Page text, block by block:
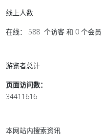
线上人数
在线： 588 个访客 和 0 个会员
游览者总计
页面访问数：
34411616
本网站内搜索资讯